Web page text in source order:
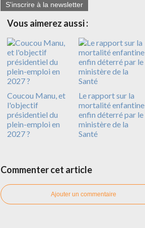
S'inscrire à la newsletter
Vous aimerez aussi :
Coucou Manu, et
l'objectif
présidentiel du
plein-emploi en
2027 ?
Le rapport sur la
mortalité enfantine
enfin déterré par le
ministère de la
Santé
Commenter cet article
Ajouter un commentaire